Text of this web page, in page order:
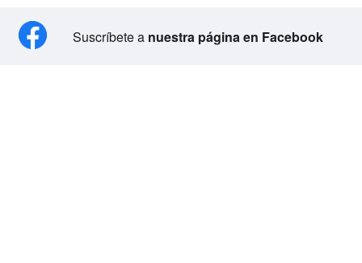
Suscríbete a nuestra página en Facebook